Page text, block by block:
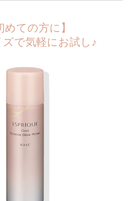
めての方に】
ズで気軽にお試し♪